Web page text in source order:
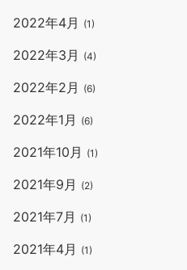
2022年4月 (1)
2022年3月 (4)
2022年2月 (6)
2022年1月 (6)
2021年10月 (1)
2021年9月 (2)
2021年7月 (1)
2021年4月 (1)